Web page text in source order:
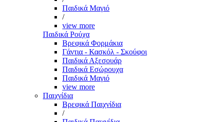
Παιδικά Μαγιό
/
view more
Παιδικά Ρούχα
Βρεφικά Φορμάκια
Γάντια - Κασκόλ - Σκούφοι
Παιδικά Αξεσουάρ
Παιδικά Εσώρουχα
Παιδικά Μαγιό
view more
Παιχνίδια
Βρεφικά Παιχνίδια
/